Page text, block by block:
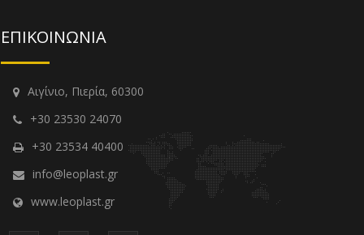
ΕΠΙΚΟΙΝΩΝΙΑ
Αιγίνιο, Πιερία, 60300
+30 23530 24070
+30 23534 40400
info@leoplast.gr
www.leoplast.gr